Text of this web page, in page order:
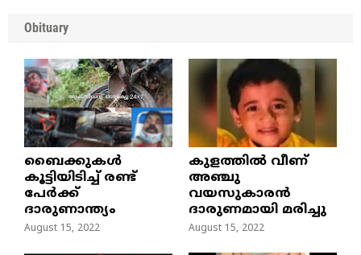
Obituary
ബൈക്കുകൾ
കൂട്ടിയിടിച്ച് രണ്ട്
പേർക്ക്
ദാരുണാന്ത്യം
August 15, 2022
കുളത്തില്‍ വീണ്
അഞ്ചു
വയസുകാരന്‍
ദാരുണമായി മരിച്ചു
August 15, 2022